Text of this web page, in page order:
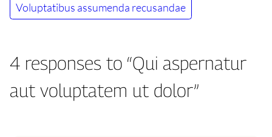
Voluptatibus assumenda recusandae
4 responses to “Qui aspernatur
aut voluptatem ut dolor”